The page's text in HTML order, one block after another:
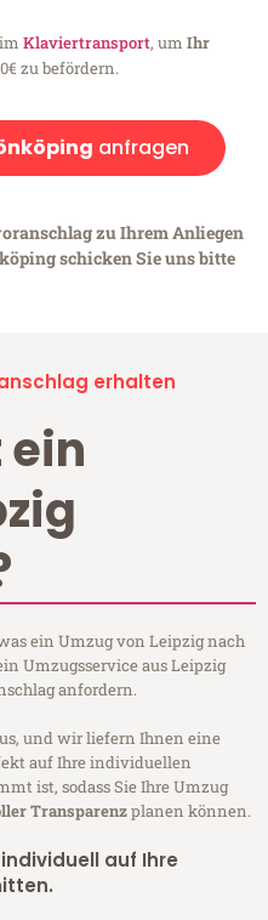
Klaviertransport, um Ihr
zu befördern.
anfragen
zu Ihrem Anliegen
schicken Sie uns bitte
erhalten
ein Umzug von Leipzig nach
Umzugsservice aus Leipzig
anfordern.
und wir liefern Ihnen eine
auf Ihre individuellen
ist, sodass Sie Ihre Umzug
Transparenzplanen können.
auf Ihre